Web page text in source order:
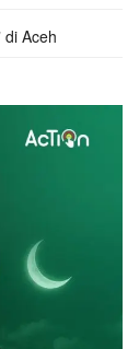
di Aceh